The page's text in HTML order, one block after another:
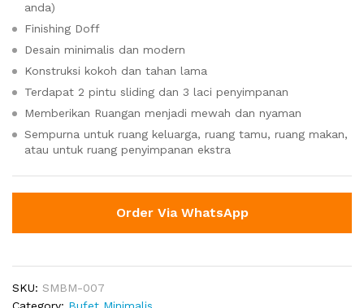
anda)
Finishing Doff
Desain minimalis dan modern
Konstruksi kokoh dan tahan lama
Terdapat 2 pintu sliding dan 3 laci penyimpanan
Memberikan Ruangan menjadi mewah dan nyaman
Sempurna untuk ruang keluarga, ruang tamu, ruang makan,
atau untuk ruang penyimpanan ekstra
Order Via WhatsApp
SKU: SMBM-007